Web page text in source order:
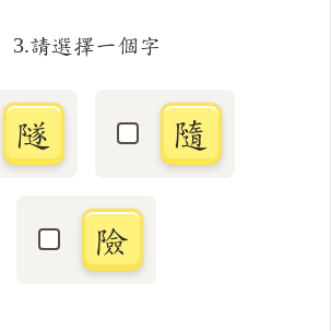
3.請選擇一個字
選取「隧」字
隧 選取「隨」字
隨
選取「險」字
險